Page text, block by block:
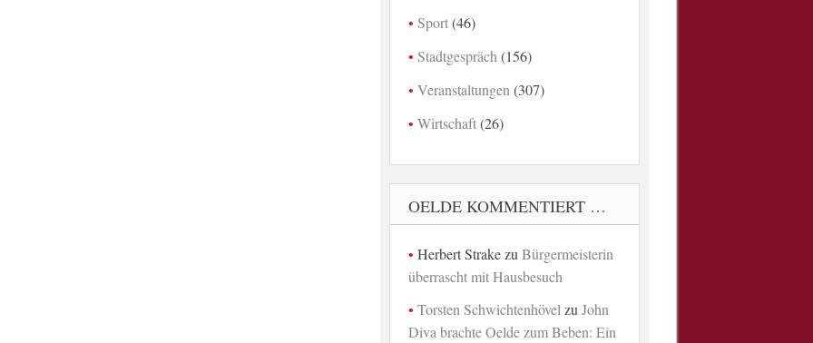
Sport(46)
Stadtgespräch (156)
Veranstaltungen (307)
Wirtschaft(26)
OELDE KOMMENTIERT …
Herbert Strakezu Bürgermeisterin
überrascht mit Hausbesuch
Torsten Schwichtenhövel zu John
Diva brachte Oelde zum Beben: Ein